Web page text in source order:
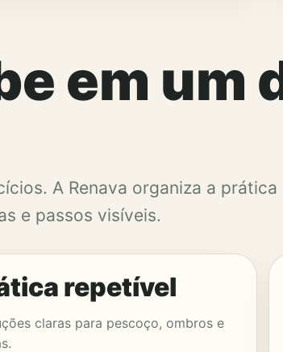
em um
A Renava organiza a prática
e passos visíveis.
repetível
claras para pescoço, ombros e